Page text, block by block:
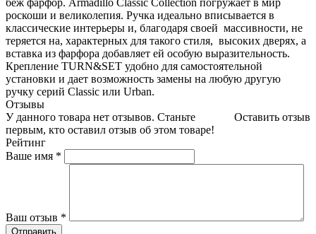
роскоши и великолепия. Ручка идеально вписывается в
классические интерьеры и, благодаря своей массивности, не
теряется на, характерных для такого стиля, высоких дверях, а
вставка из фарфора добавляет ей особую выразительность.
Крепление TURN&SET удобно для самостоятельной
установки и дает возможность замены на любую другую
ручку серий Classic или Urban.
Отзывы
Оставить отзыв
У данного товара нет отзывов. Станьте
первым, кто оставил отзыв об этом товаре!
Рейтинг
Ваше имя *
Ваш отзыв *